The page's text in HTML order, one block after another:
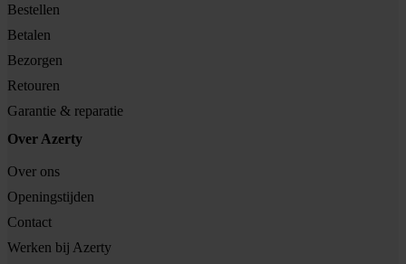
Bestellen
Betalen
Bezorgen
Retouren
Garantie & reparatie
Over Azerty
Over ons
Openingstijden
Contact
Werken bij Azerty